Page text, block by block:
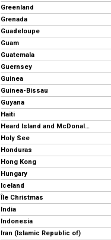
Greenland
Grenada
Guadeloupe
Guam
Guatemala
Guernsey
Guinea
Guinea-Bissau
Guyana
Haiti
Heard Island and McDonald Islands
Holy See
Honduras
Hong Kong
Hungary
Iceland
Île Christmas
India
Indonesia
Iran (Islamic Republic of)